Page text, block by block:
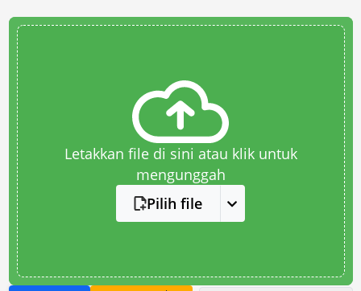
Letakkan file di sini atau klik untuk
mengunggah
Pilih file